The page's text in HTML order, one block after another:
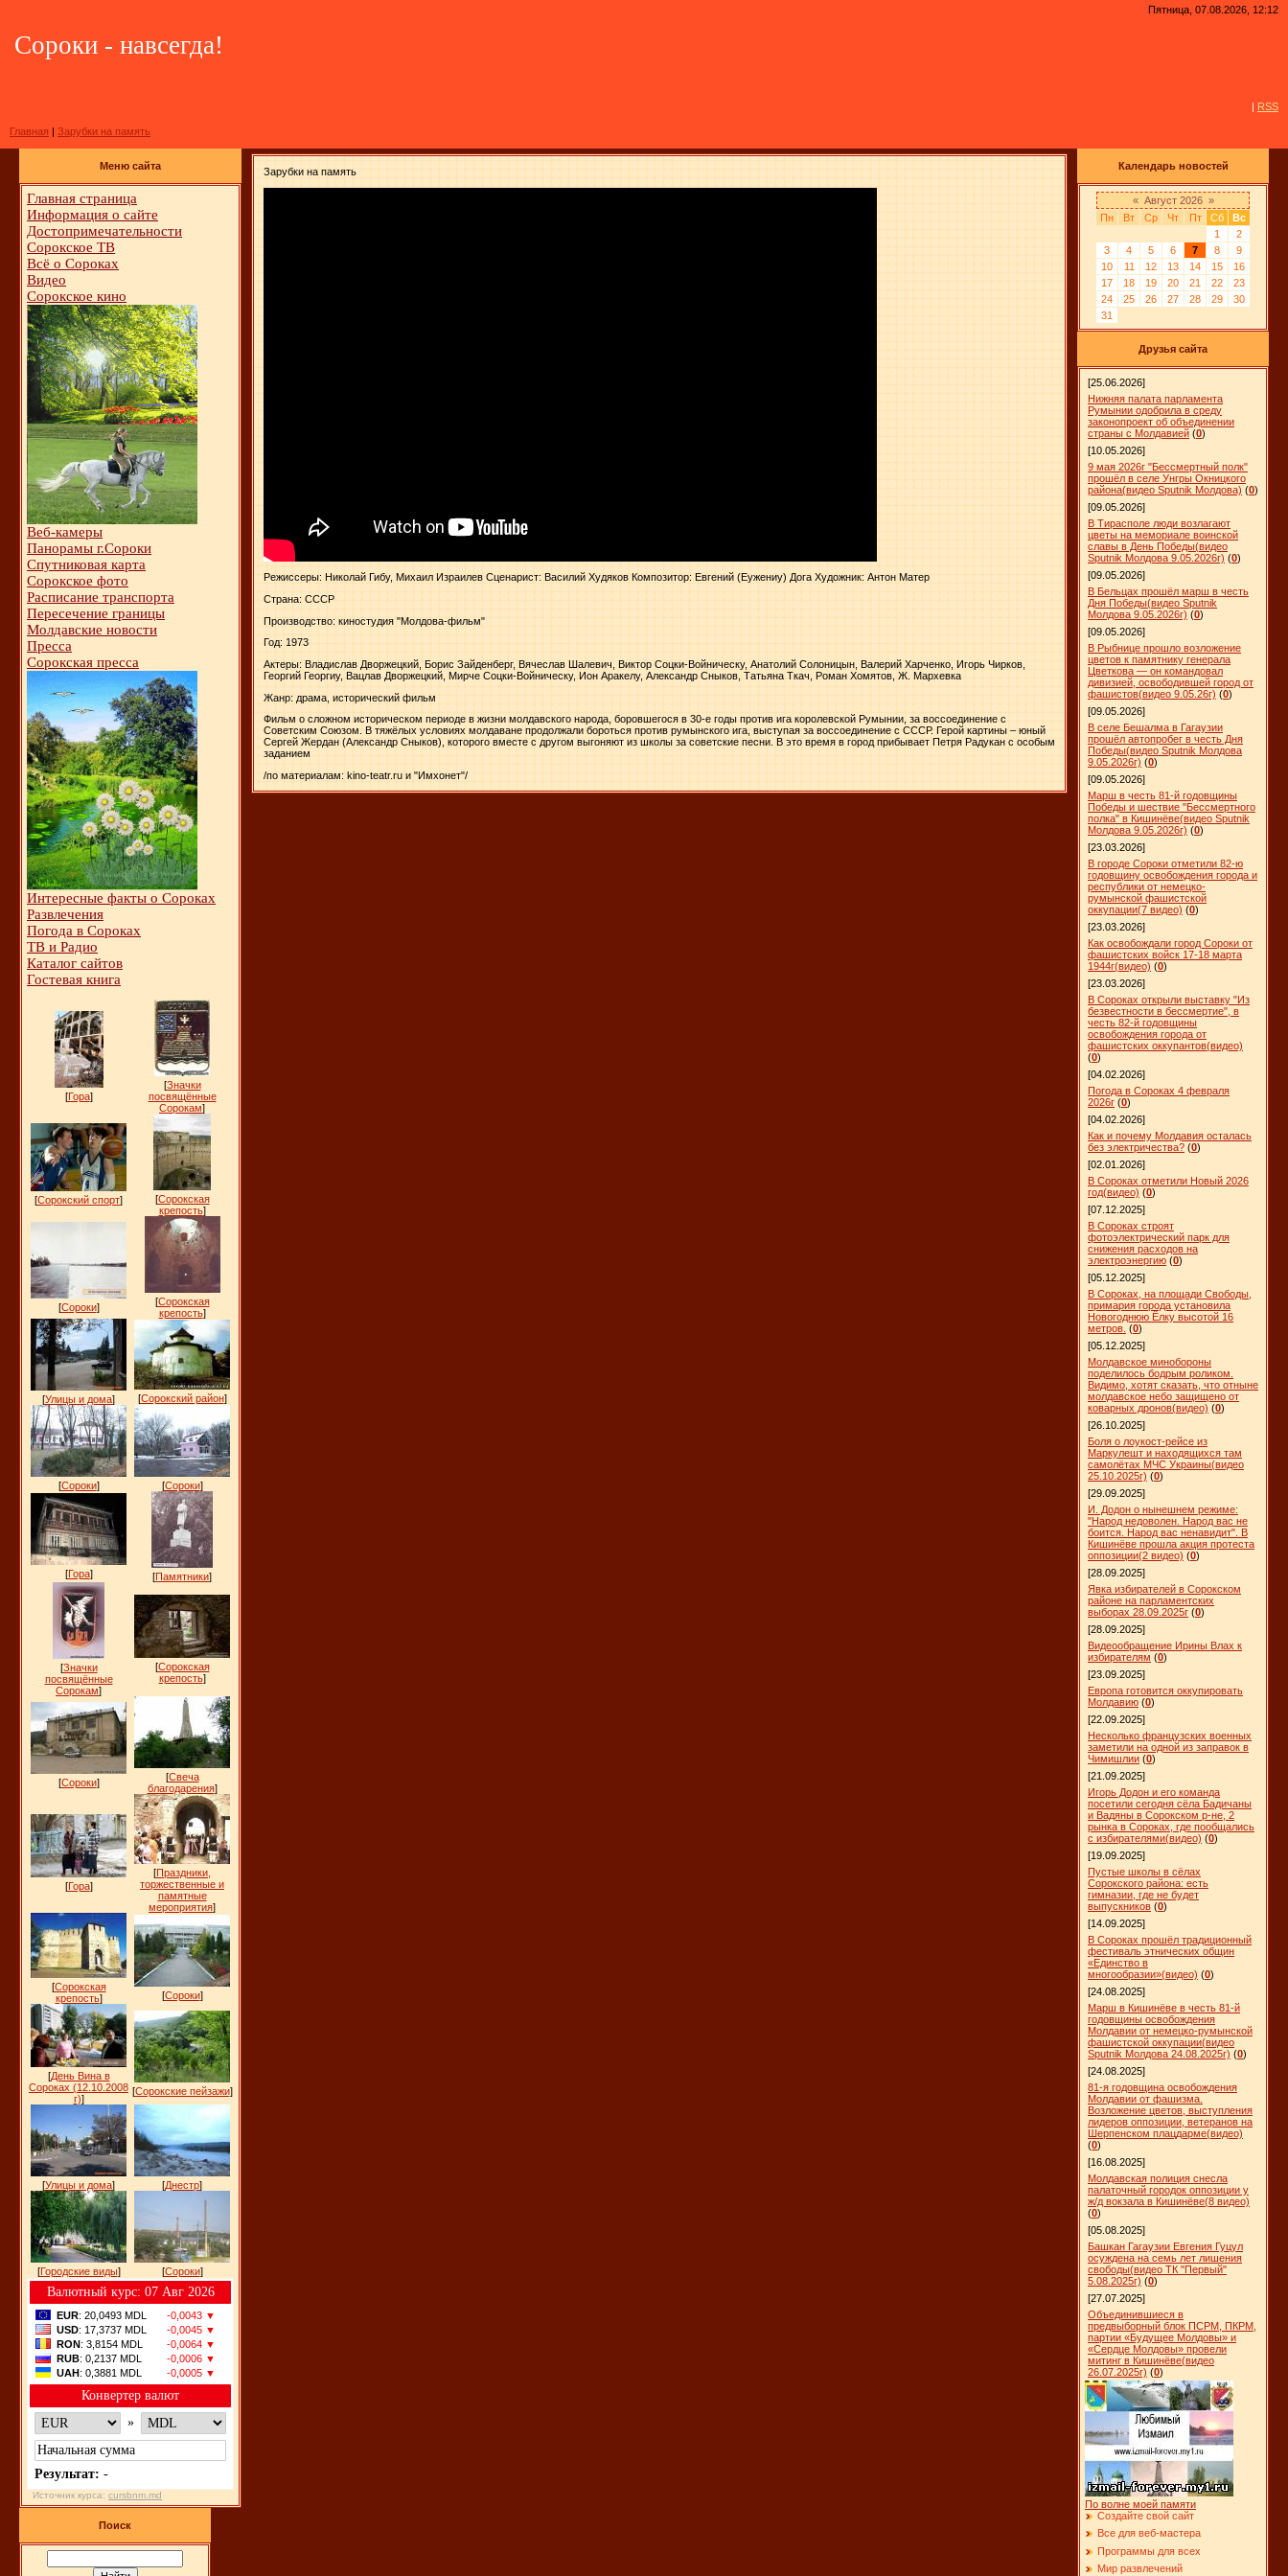
Сороки - навсегда!
Главная | Зарубки на память
Пятница, 07.08.2026, 12:12
| RSS
Меню сайта
Главная страница
Информация о сайте
Достопримечательности
Сорокское ТВ
Всё о Сороках
Видео
Сорокское кино
Веб-камеры
Панорамы г.Сороки
Спутниковая карта
Сорокское фото
Расписание транспорта
Пересечение границы
Молдавские новости
Пресса
Сорокская пресса
Интересные факты о Сороках
Развлечения
Погода в Сороках
ТВ и Радио
Каталог сайтов
Гостевая книга
[Гора]
[Значки
посвящённые
Сорокам]
[Сорокский спорт] [Сорокская
крепость]
[Сороки] [Сорокская
крепость]
[Улицы и дома] [Сорокский район]
[Сороки] [Сороки]
[Гора] [Памятники]
[Значки
посвящённые
Сорокам]
[Сорокская
крепость]
[Сороки] [Свеча
благодарения]
[Гора]
[Праздники,
торжественные и
памятные
мероприятия]
[Сорокская
крепость] [Сороки]
[День Вина в
Сороках (12.10.2008
г)]
[Сорокские пейзажи]
[Улицы и дома] [Днестр]
[Городские виды] [Сороки]
Bалютный курс: 07 Авг 2026
EUR: 20,0493 MDL
-0,0043 ▼
USD: 17,3737 MDL
-0,0045 ▼
RON: 3,8154 MDL
-0,0064 ▼
RUB: 0,2137 MDL
-0,0006 ▼
UAH: 0,3881 MDL -0,0005 ▼
Конвертер валют
»
Результат: -
Источник курса: cursbnm.md
Поиск
Зарубки на память
Режиссеры: Николай Гибу, Михаил Израилев Сценарист: Василий Худяков Композитор: Евгений (Еужениу) Дога Художник: Антон Матер
Страна: СССР
Производство: киностудия "Молдова-фильм"
Год: 1973
Актеры: Владислав Дворжецкий, Борис Зайденберг, Вячеслав Шалевич, Виктор Соцки-Войническу, Анатолий Солоницын, Валерий Харченко, Игорь Чирков,
Георгий Георгиу, Вацлав Дворжецкий, Мирче Соцки-Войническу, Ион Аракелу, Александр Сныков, Татьяна Ткач, Роман Хомятов, Ж. Мархевка
Жанр: драма, исторический фильм
Фильм о сложном историческом периоде в жизни молдавского народа, боровшегося в 30-е годы против ига королевской Румынии, за воссоединение с
Советским Союзом. В тяжёлых условиях молдаване продолжали бороться против румынского ига, выступая за воссоединение с СССР. Герой картины – юный
Сергей Жердан (Александр Сныков), которого вместе с другом выгоняют из школы за советские песни. В это время в город прибывает Петря Радукан с особым
заданием
/по материалам: kino-teatr.ru и "Имхонет"/
Календарь новостей
« Август 2026 »
Пн
Вт Ср Чт Пт Сб
Вс
1
2
3
4 5 6 7 8
9
10
11 12 13 14 15
16
17
18 19 20 21 22
23
24
25 26 27 28 29
30
31
Друзья сайта
[25.06.2026]
Нижняя палата парламента
Румынии одобрила в среду
законопроект об объединении
страны с Молдавией (0)
[10.05.2026]
9 мая 2026г "Бессмертный полк"
прошёл в селе Унгры Окницкого
района(видео Sputnik Молдова) (0)
[09.05.2026]
В Тирасполе люди возлагают
цветы на мемориале воинской
славы в День Победы(видео
Sputnik Молдова 9.05.2026г) (0)
[09.05.2026]
В Бельцах прошёл марш в честь
Дня Победы(видео Sputnik
Молдова 9.05.2026г) (0)
[09.05.2026]
В Рыбнице прошло возложение
цветов к памятнику генерала
Цветкова — он командовал
дивизией, освободившей город от
фашистов(видео 9.05.26г) (0)
[09.05.2026]
В селе Бешалма в Гагаузии
прошёл автопробег в честь Дня
Победы(видео Sputnik Молдова
9.05.2026г) (0)
[09.05.2026]
Марш в честь 81-й годовщины
Победы и шествие "Бессмертного
полка" в Кишинёве(видео Sputnik
Молдова 9.05.2026г) (0)
[23.03.2026]
В городе Сороки отметили 82-ю
годовщину освобождения города и
республики от немецко-
румынской фашистской
оккупации(7 видео) (0)
[23.03.2026]
Как освобождали город Сороки от
фашистских войск 17-18 марта
1944г(видео) (0)
[23.03.2026]
В Сороках открыли выставку "Из
безвестности в бессмертие", в
честь 82-й годовщины
освобождения города от
фашистских оккупантов(видео)
(0)
[04.02.2026]
Погода в Сороках 4 февраля
2026г (0)
[04.02.2026]
Как и почему Молдавия осталась
без электричества? (0)
[02.01.2026]
В Сороках отметили Новый 2026
год(видео) (0)
[07.12.2025]
В Сороках строят
фотоэлектрический парк для
снижения расходов на
электроэнергию (0)
[05.12.2025]
В Сороках, на площади Свободы,
примария города установила
Новогоднюю Ёлку высотой 16
метров. (0)
[05.12.2025]
Молдавское минобороны
поделилось бодрым роликом.
Видимо, хотят сказать, что отныне
молдавское небо защищено от
коварных дронов(видео) (0)
[26.10.2025]
Боля о лоукост-рейсе из
Маркулешт и находящихся там
самолётах МЧС Украины(видео
25.10.2025г) (0)
[29.09.2025]
И. Додон о нынешнем режиме:
"Народ недоволен. Народ вас не
боится. Народ вас ненавидит". В
Кишинёве прошла акция протеста
оппозиции(2 видео) (0)
[28.09.2025]
Явка избирателей в Сорокском
районе на парламентских
выборах 28.09.2025г (0)
[28.09.2025]
Видеообращение Ирины Влах к
избирателям (0)
[23.09.2025]
Европа готовится оккупировать
Молдавию (0)
[22.09.2025]
Несколько французских военных
заметили на одной из заправок в
Чимишлии (0)
[21.09.2025]
Игорь Додон и его команда
посетили сегодня сёла Бадичаны
и Вадяны в Сорокском р-не, 2
рынка в Сороках, где пообщались
с избирателями(видео) (0)
[19.09.2025]
Пустые школы в сёлах
Сорокского района: есть
гимназии, где не будет
выпускников (0)
[14.09.2025]
В Сороках прошёл традиционный
фестиваль этнических общин
«Единство в
многообразии»(видео) (0)
[24.08.2025]
Марш в Кишинёве в честь 81-й
годовщины освобождения
Молдавии от немецко-румынской
фашистской оккупации(видео
Sputnik Молдова 24.08.2025г) (0)
[24.08.2025]
81-я годовщина освобождения
Молдавии от фашизма.
Возложение цветов, выступления
лидеров оппозиции, ветеранов на
Шерпенском плацдарме(видео)
(0)
[16.08.2025]
Молдавская полиция снесла
палаточный городок оппозиции у
ж/д вокзала в Кишинёве(8 видео)
(0)
[05.08.2025]
Башкан Гагаузии Евгения Гуцул
осуждена на семь лет лишения
свободы(видео ТК "Первый"
5.08.2025г) (0)
[27.07.2025]
Объединившиеся в
предвыборный блок ПСРМ, ПКРМ,
партии «Будущее Молдовы» и
«Сердце Молдовы» провели
митинг в Кишинёве(видео
26.07.2025г) (0)
По волне моей памяти
Создайте свой сайт
Все для веб-мастера
Программы для всех
Мир развлечений